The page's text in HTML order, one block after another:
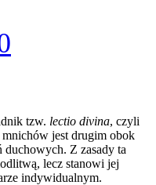
tzw. lectio divina, czyli
jest drugim obok
Z zasady ta
lecz stanowi jej
indywidualnym.